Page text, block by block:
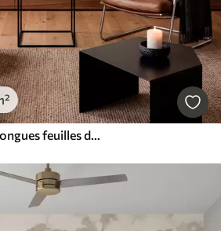
Peintures murales De longues feuilles de bananier